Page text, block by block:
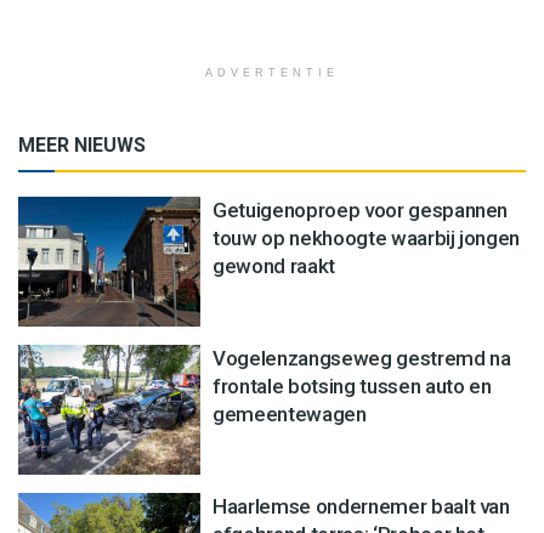
ADVERTENTIE
MEER NIEUWS
Getuigenoproep voor gespannen
touw op nekhoogte waarbij jongen
gewond raakt
Vogelenzangseweg gestremd na
frontale botsing tussen auto en
gemeentewagen
Haarlemse ondernemer baalt van